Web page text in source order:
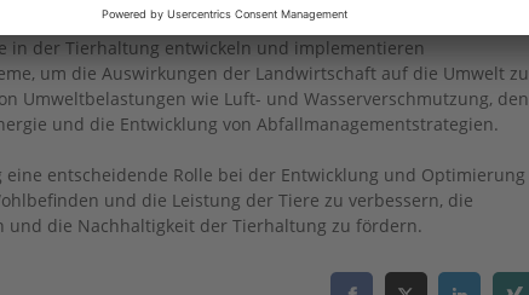
in der Tierhaltung entwickeln und implementieren
um die Auswirkungen der Landwirtschaft auf die Umwelt zu
Umweltbelastungen wie Luft- und Wasserverschmutzung, den
und die Entwicklung von Abfallmanagementstrategien.
entscheidende Rolle bei der Entwicklung und Optimierung
und die Leistung der Tiere zu verbessern, die
die Nachhaltigkeit der Tierhaltung zu fördern.